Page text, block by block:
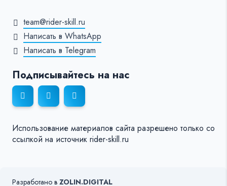
team@rider-skill.ru
Написать в WhatsApp
Написать в Telegram
Подписывайтесь на нас
Использование материалов сайта разрешено только со
ссылкой на источник rider-skill.ru
Разработано в ZOLIN.DIGITAL